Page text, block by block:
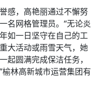
感，高艳丽通过不懈努
名网格管理员。“无论炎
如一日坚守在自己的工
大活动或雨雪天气，她
起圆满完成保洁任务，
林高新城市运营集团有